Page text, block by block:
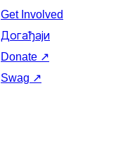
Get Involved
Догађаји
Donate ↗
Swag ↗